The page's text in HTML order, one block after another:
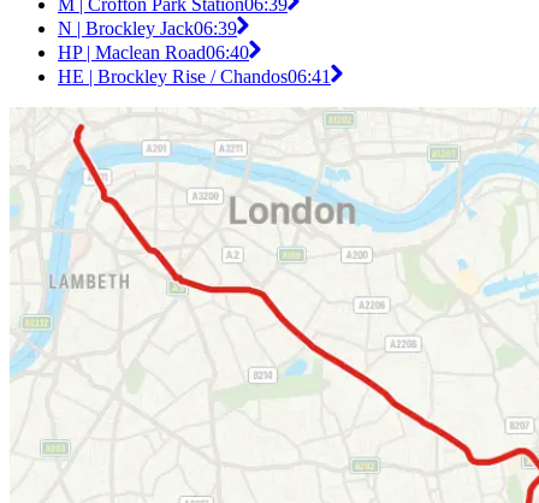
M | Crofton Park Station06:39
N | Brockley Jack06:39
HP | Maclean Road06:40
HE | Brockley Rise / Chandos06:41